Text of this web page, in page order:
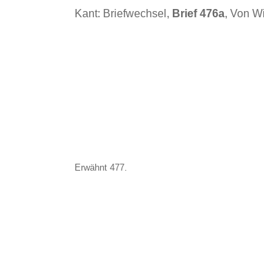
Kant: Briefwechsel, Brief 476a, Von
Erwähnt 477.